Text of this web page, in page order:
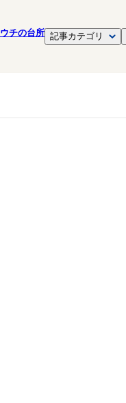
ウチの台所 記事カテゴリ